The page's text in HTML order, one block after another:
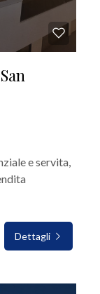
e servita,
Dettagli